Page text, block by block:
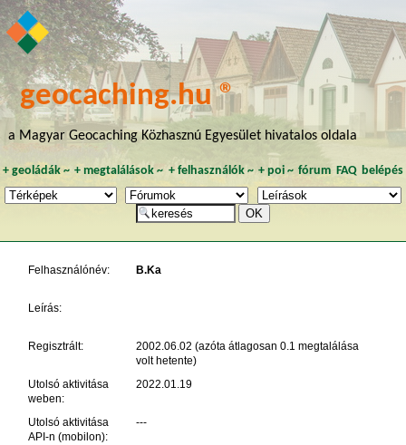
geocaching.hu ®
a Magyar Geocaching Közhasznú Egyesület hivatalos oldala
+ geoládák~ +megtalálások ~ + felhasználók~ + poi~ fórum FAQ belépés
Felhasználónév: B.Ka
Leírás:
Regisztrált:
2002.06.02 (azóta átlagosan 0.1 megtalálása
volt hetente)
Utolsó aktivitása
weben:
2022.01.19
Utolsó aktivitása
API-n (mobilon):
---